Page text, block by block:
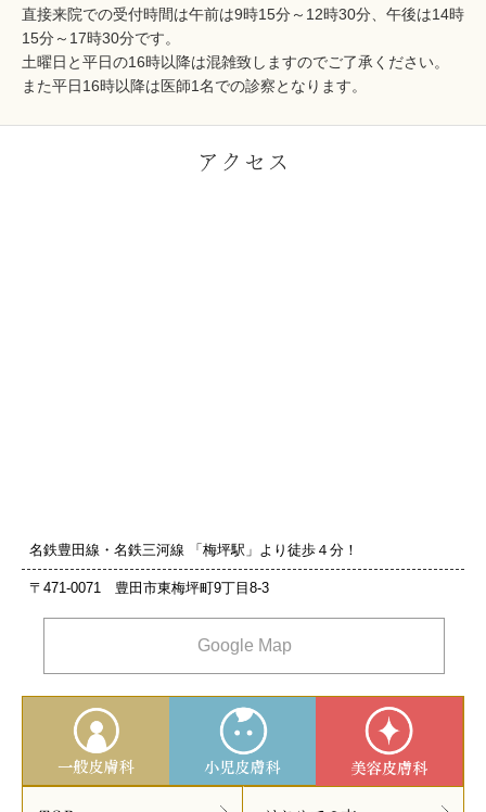
直接来院での受付時間は午前は9時15分～12時30分、午後は14時
15分～17時30分です。
土曜日と平日の16時以降は混雑致しますのでご了承ください。
また平日16時以降は医師1名での診察となります。
名鉄豊田線・名鉄三河線 「梅坪駅」より徒歩４分！
〒471-0071 豊田市東梅坪町9丁目8‐3
Google Map